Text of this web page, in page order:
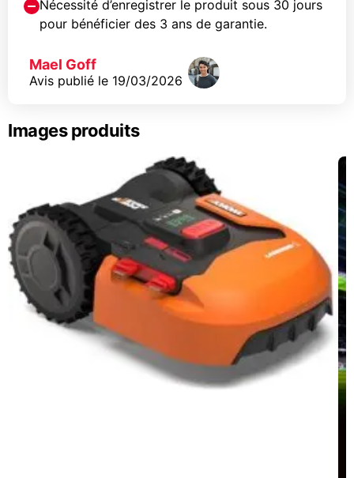
Nécessité d’enregistrer le produit sous 30 jours
pour bénéficier des 3 ans de garantie.
Mael Goff
Avis publié le 19/03/2026
Images produits